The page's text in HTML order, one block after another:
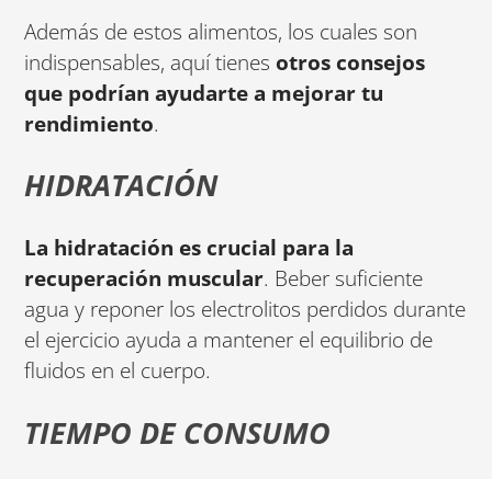
Además de estos alimentos, los cuales son
indispensables, aquí tienes otros consejos
que podrían ayudarte a mejorar tu
rendimiento.
HIDRATACIÓN
La hidratación es crucial para la
recuperación muscular. Beber suficiente
agua y reponer los electrolitos perdidos durante
el ejercicio ayuda a mantener el equilibrio de
fluidos en el cuerpo.
TIEMPO DE CONSUMO